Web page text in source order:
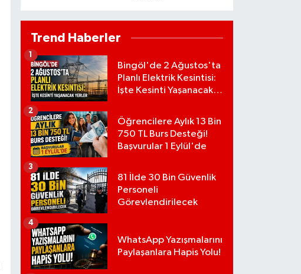
Trend Haberler
Bingöl'de 2 Ağustos'ta
Planlı Elektrik Kesintisi:
İşte Kesinti Yaşanacak
1
Öğrencilere Aylık 13 Bin
750 TL Burs Desteği!
Başvurular 1 Eylül'de
2
81 İlde 30 Bin Güvenlik
Personeli
Görevlendirilecek
3
WhatsApp Yazışmalarını
Paylaşanlara Hapis Yolu!
4